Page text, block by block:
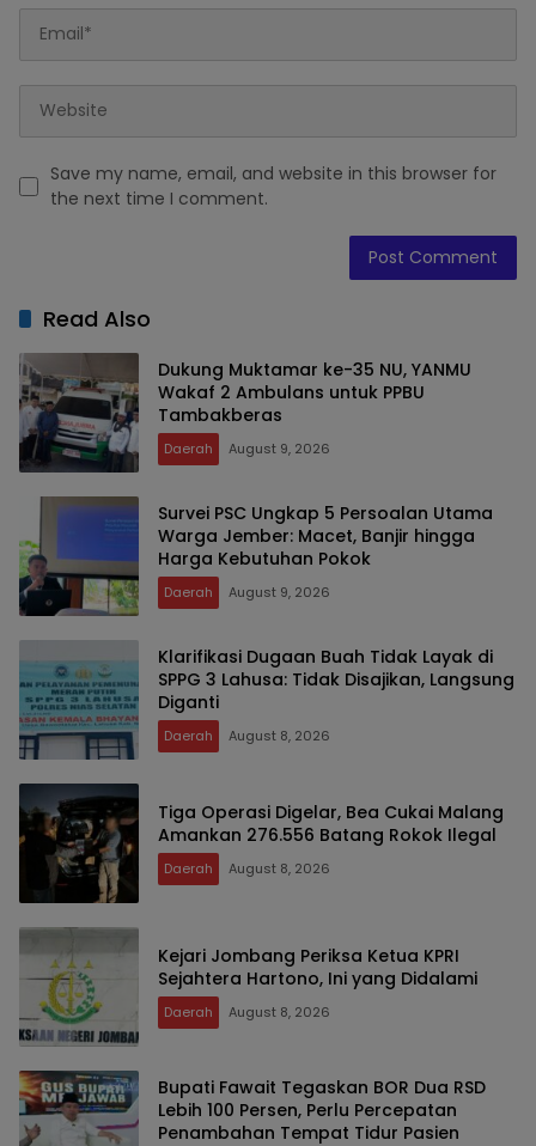
Save my name, email, and website in this browser for
the next time I comment.
Read Also
Dukung Muktamar ke-35 NU, YANMU
Wakaf 2 Ambulans untuk PPBU
Tambakberas
Daerah August 9, 2026
Survei PSC Ungkap 5 Persoalan Utama
Warga Jember: Macet, Banjir hingga
Harga Kebutuhan Pokok
Daerah August 9, 2026
Klarifikasi Dugaan Buah Tidak Layak di
SPPG 3 Lahusa: Tidak Disajikan, Langsung
Diganti
Daerah August 8, 2026
Tiga Operasi Digelar, Bea Cukai Malang
Amankan 276.556 Batang Rokok Ilegal
Daerah August 8, 2026
Kejari Jombang Periksa Ketua KPRI
Sejahtera Hartono, Ini yang Didalami
Daerah August 8, 2026
Bupati Fawait Tegaskan BOR Dua RSD
Lebih 100 Persen, Perlu Percepatan
Penambahan Tempat Tidur Pasien